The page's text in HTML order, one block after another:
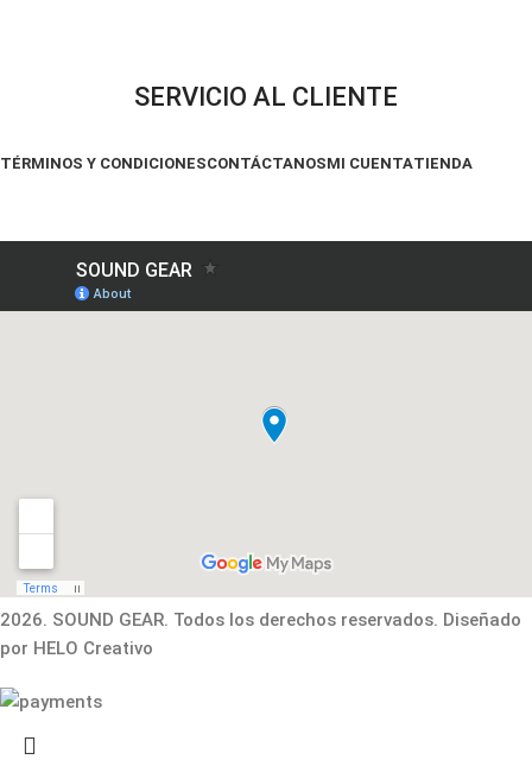
SERVICIO AL CLIENTE
TÉRMINOS Y CONDICIONESCONTÁCTANOSMI CUENTATIENDA
2026. SOUND GEAR. Todos los derechos reservados. Diseñado
por HELO Creativo